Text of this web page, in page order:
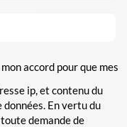
accord pour que mes
ip, et contenu du
En vertu du
demande de